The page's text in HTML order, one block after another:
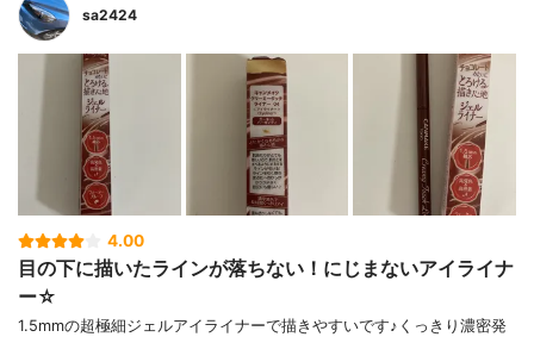
sa2424
4.00
目の下に描いたラインが落ちない！にじまないアイライナ
ー☆
1.5mmの超極細ジェルアイライナーで描きやすいです♪くっきり濃密発